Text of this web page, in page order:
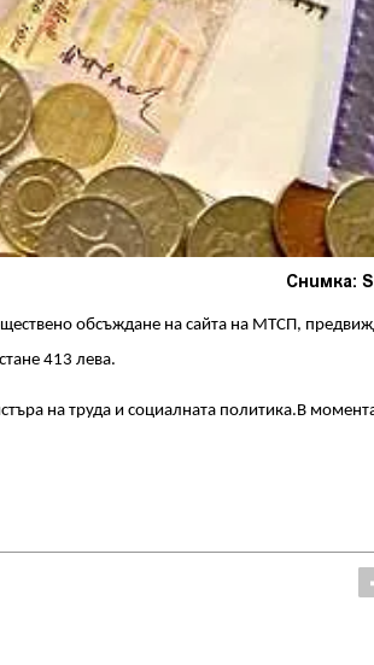
Снимка:
обсъждане на сайта на МТСП,
413 лева.
на труда и социалната политика.В